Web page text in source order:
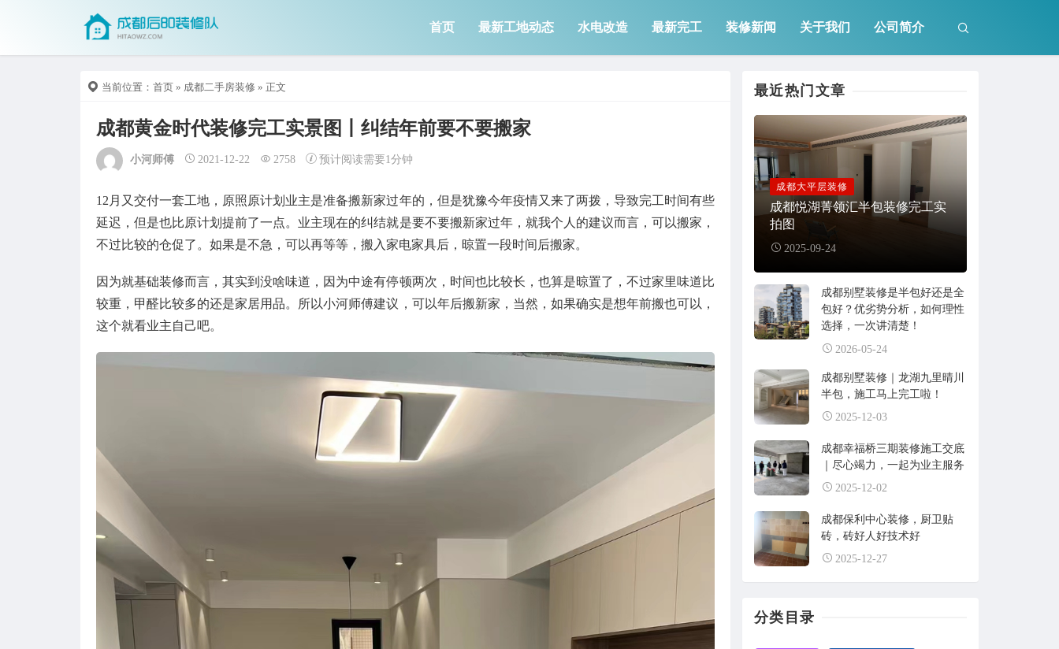
首页 最新工地动态 水电改造 最新完工 装修新闻 关于我们 公司简介
当前位置： 首页 » 成都二手房装修 » 正文
成都黄金时代装修完工实景图丨纠结年前要不要搬家
小河师傅 2021-12-22 2758 预计阅读需要1分钟
12月又交付一套工地，原照原计划业主是准备搬新家过年的，但是犹豫今年疫情又来了两拨，导致完工时间有些
延迟，但是也比原计划提前了一点。业主现在的纠结就是要不要搬新家过年，就我个人的建议而言，可以搬家，
不过比较的仓促了。如果是不急，可以再等等，搬入家电家具后，晾置一段时间后搬家。
因为就基础装修而言，其实到没啥味道，因为中途有停顿两次，时间也比较长，也算是晾置了，不过家里味道比
较重，甲醛比较多的还是家居用品。所以小河师傅建议，可以年后搬新家，当然，如果确实是想年前搬也可以，
这个就看业主自己吧。
最近热门文章
成都大平层装修
成都悦湖菁领汇半包装修完工实
拍图
2025-09-24
成都别墅装修是半包好还是全
包好？优劣势分析，如何理性
选择，一次讲清楚！
2026-05-24
成都别墅装修｜龙湖九里晴川
半包，施工马上完工啦！
2025-12-03
成都幸福桥三期装修施工交底
｜尽心竭力，一起为业主服务
2025-12-02
成都保利中心装修，厨卫贴
砖，砖好人好技术好
2025-12-27
分类目录